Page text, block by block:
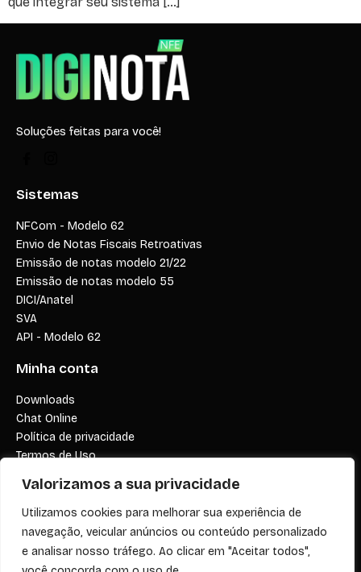
Valorizamos a sua privacidade
Utilizamos cookies para melhorar sua experiência de
navegação, veicular anúncios ou conteúdo personalizado
e analisar nosso tráfego. Ao clicar em "Aceitar todos",
Soluções feitas para você!
Sistemas
NFCom - Modelo 62
Envio de Notas Fiscais Retroativas
Emissão de notas modelo 21/22
Emissão de notas modelo 55
DICI/Anatel
SVA
API - Modelo 62
Minha conta
Downloads
Chat Online
Política de privacidade
Termos de Uso
Atendimento
comercial@diginotanfe.com.br
financeiro@diginotanfe.com.br